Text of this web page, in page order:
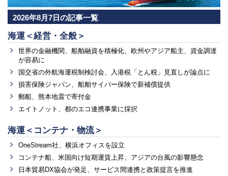
2026年8月7日の記事一覧
海運＜経営・全般＞
世界の金融機関、船舶融資を積極化、欧州やアジア船主、資金調達
が容易に
国交省の外航海運税制検討会、入港税「とん税」見直しが論点に
損害保険ジャパン、船舶サイバー保険で新補償提供
郵船、熊本地震で寄付金
エイトノット、都のエコ連携事業に採択
海運＜コンテナ・物流＞
OneStream社、横浜オフィスを設立
コンテナ船、米国向け短期運賃上昇、アジアの台風の影響懸念
日本貿易DX協会が発足、サービス間連携と政策提言を推進